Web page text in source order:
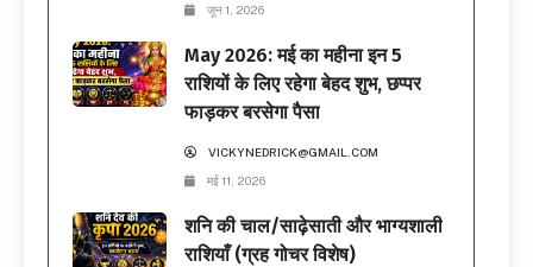
जून 1, 2026
May 2026: मई का महीना इन 5
राशियों के लिए रहेगा बेहद शुभ, छप्पर
फाड़कर बरसेगा पैसा
VICKYNEDRICK@GMAIL.COM
मई 11, 2026
शनि की चाल/साढ़ेसाती और भाग्यशाली
राशियाँ (ग्रह गोचर विशेष)